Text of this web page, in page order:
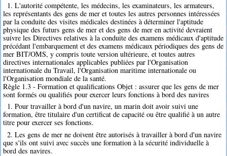
1. L'autorité compétente, les médecins, les examinateurs, les armateurs,
les représentants des gens de mer et toutes les autres personnes intéressées
par la conduite des visites médicales destinées à déterminer l'aptitude
physique des futurs gens de mer et des gens de mer en activité devraient
suivre les Directives relatives à la conduite des examens médicaux d'aptitude
précédant l'embarquement et des examens médicaux périodiques des gens de
mer BIT/OMS, y compris toute version ultérieure, et toutes autres
directives internationales applicables publiées par l'Organisation
internationale du Travail, l'Organisation maritime internationale ou
l'Organisation mondiale de la santé.
Règle 1.3 - Formation et qualifications Objet : assurer que les gens de mer
sont formés ou qualifiés pour exercer leurs fonctions à bord des navires
1. Pour travailler à bord d'un navire, un marin doit avoir suivi une
formation, être titulaire d'un certificat de capacité ou être qualifié à un autre
titre pour exercer ses fonctions.
2. Les gens de mer ne doivent être autorisés à travailler à bord d'un navire
que s'ils ont suivi avec succès une formation à la sécurité individuelle à
bord des navires.